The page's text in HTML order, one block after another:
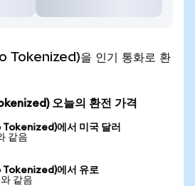
을 인기 통화로 환
오늘의 환전 가격
에서 미국 달러
같음
에서 유로
같음